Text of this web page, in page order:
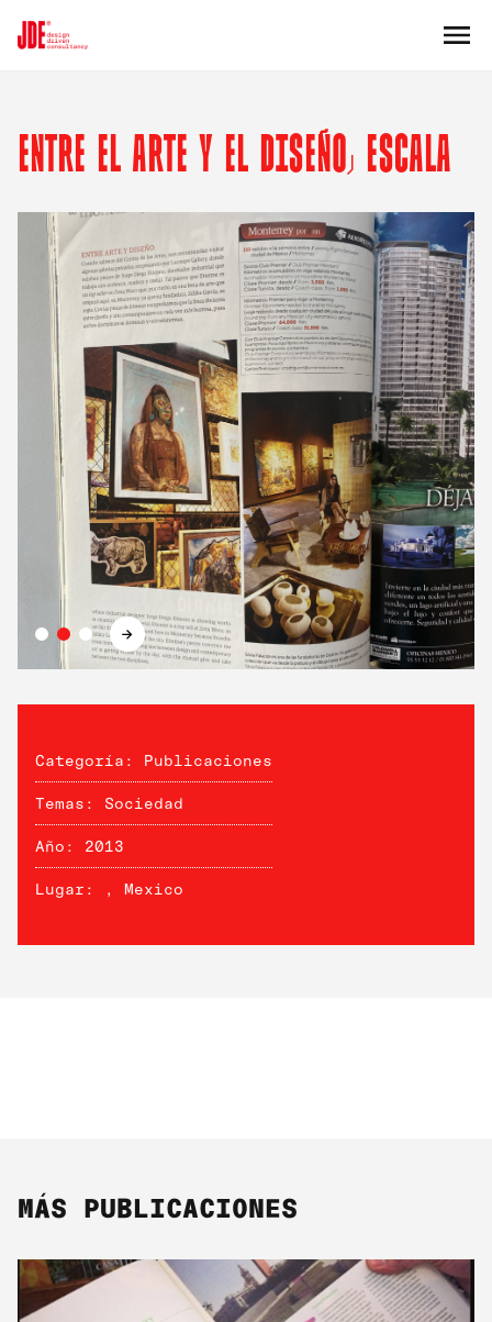
ENTRE EL ARTE Y EL DISEÑO, ESCALA
→
Categoría: Publicaciones
Temas: Sociedad
Año: 2013
Lugar: , Mexico
MÁS PUBLICACIONES